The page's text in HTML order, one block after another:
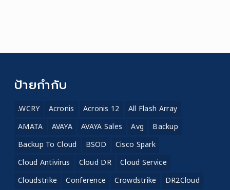
ป้ายกำกับ
.WCRY Acronis Acronis 12
All Flash Array
AMATA
AVAYA AVAYA Sales Avg
Backup
Backup To Cloud
BSOD
Cisco Spark
Cloud Antivirus
Cloud DR
Cloud Service
Cloudstrike
Conference Crowdstrike
DR2Cloud